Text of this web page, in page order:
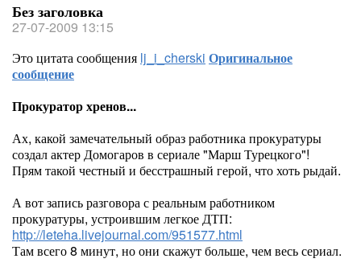
Без заголовка
27-07-2009 13:15
Это цитата сообщения lj_i_cherski Оригинальное
сообщение
Прокуратор хренов...
Ах, какой замечательный образ работника прокуратуры
создал актер Домогаров в сериале "Марш Турецкого"!
Прям такой честный и бесстрашный герой, что хоть рыдай.
А вот запись разговора с реальным работником
прокуратуры, устроившим легкое ДТП:
http://leteha.livejournal.com/951577.html
Там всего 8 минут, но они скажут больше, чем весь сериал.